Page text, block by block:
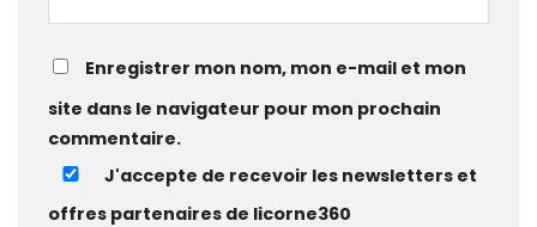
Enregistrer mon nom, mon e-mail et mon
site dans le navigateur pour mon prochain
commentaire.
J'accepte de recevoir les newsletters et
offres partenaires de licorne360